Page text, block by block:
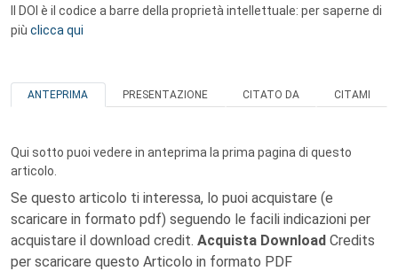
Il DOI è il codice a barre della proprietà intellettuale: per saperne di
più clicca qui
ANTEPRIMA PRESENTAZIONE CITATO DA CITAMI
Qui sotto puoi vedere in anteprima la prima pagina di questo
articolo.
Se questo articolo ti interessa, lo puoi acquistare (e
scaricare in formato pdf) seguendo le facili indicazioni per
acquistare il download credit. Acquista Download Credits
per scaricare questo Articolo in formato PDF